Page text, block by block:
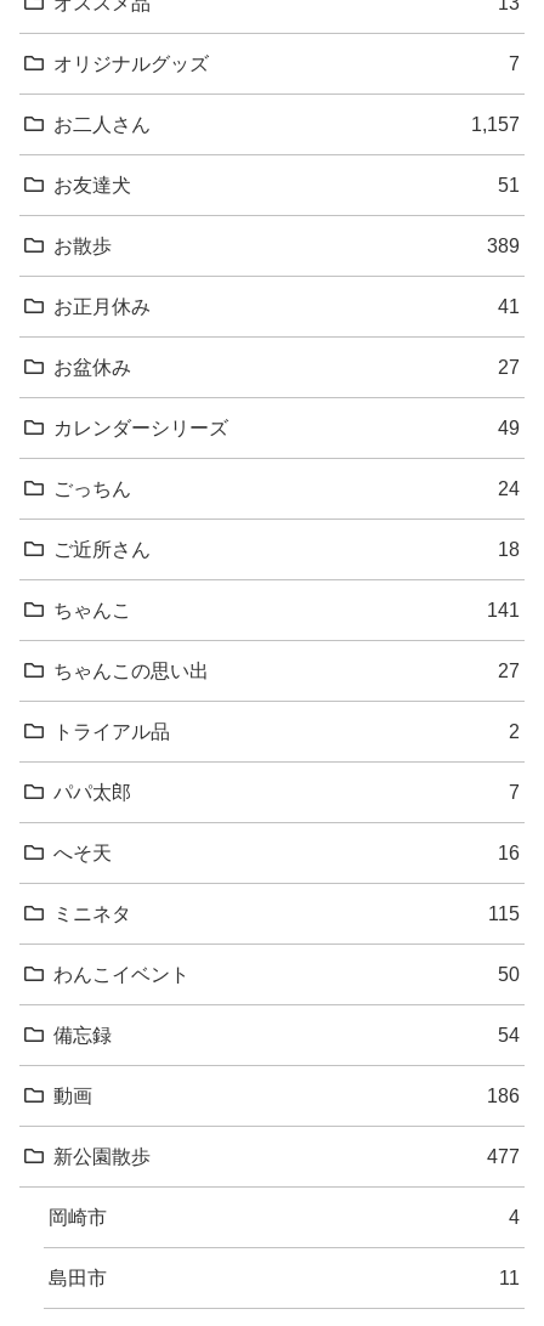
オリジナルグッズ 7
お二人さん 1,157
お友達犬 51
お散歩 389
お正月休み 41
お盆休み 27
カレンダーシリーズ 49
ごっちん 24
ご近所さん 18
ちゃんこ 141
ちゃんこの思い出 27
トライアル品 2
パパ太郎 7
へそ天 16
ミニネタ 115
わんこイベント 50
備忘録 54
動画 186
新公園散歩 477
岡崎市 4
島田市 11